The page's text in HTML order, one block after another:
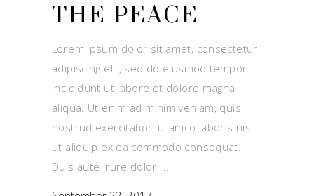
THE PEACE
Lorem ipsum dolor sit amet, consectetur
adipiscing elit, sed do eiusmod tempor
incididunt ut labore et dolore magna
aliqua. Ut enim ad minim veniam, quis
nostrud exercitation ullamco laboris nisi
ut aliquip ex ea commodo consequat.
Duis aute irure dolor